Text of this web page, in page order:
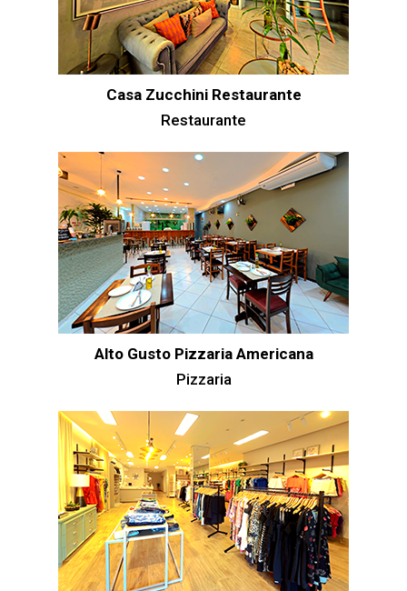
Casa Zucchini Restaurante
Restaurante
Alto Gusto Pizzaria Americana
Pizzaria